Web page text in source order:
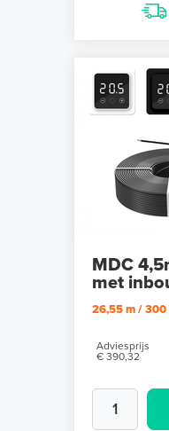
MDC
met
26,55 m / 300
Adviesprijs
€ 390,32